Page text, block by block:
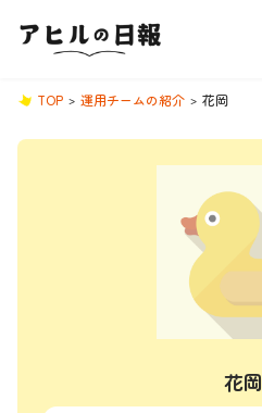
TOP 運用チームの紹介 花岡
花岡